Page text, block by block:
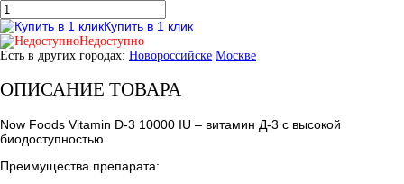
Купить в 1 клик
Недоступно
Есть в других городах: Новороссийске Москве
ОПИСАНИЕ ТОВАРА
Now Foods Vitamin D-3 10000 IU – витамин Д-3 с высокой
биодоступностью.
Преимущества препарата: